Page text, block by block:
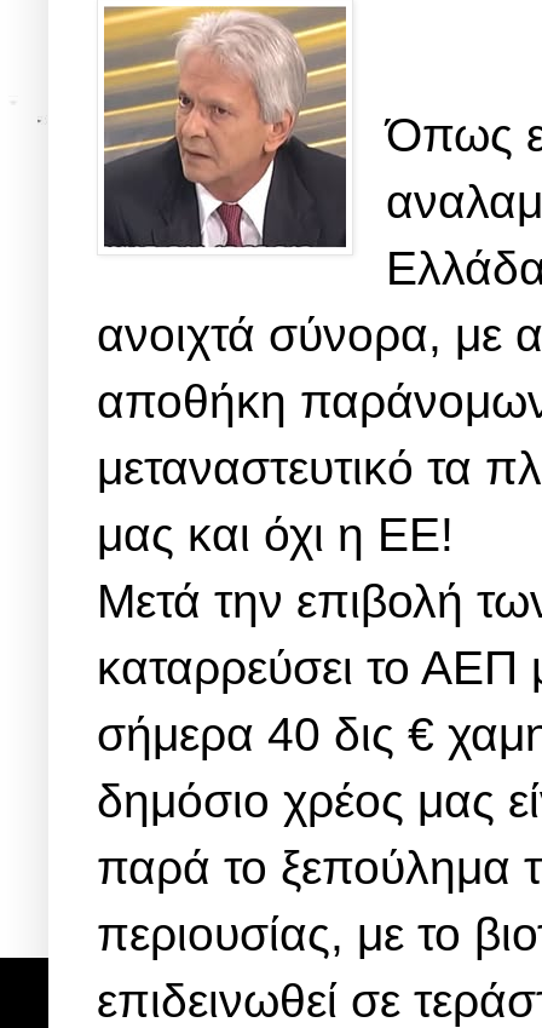
Όπως
ανοιχτά σύνορα, με
αποθήκη παράνομων
μεταναστευτικό τα
μας και όχι η ΕΕ!
Μετά την επιβολή
καταρρεύσει το
σήμερα 40 δις €
δημόσιο χρέος μας
παρά το ξεπούλημα
περιουσίας, με το
επιδεινωθεί σε